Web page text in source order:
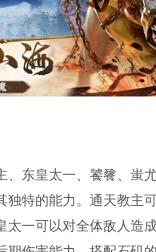
、东皇太一、饕餮、蚩
独特的能力。通天教主
太一可以对全体敌人造